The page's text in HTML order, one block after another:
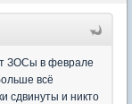
ЗОСы в феврале
всё
сдвинуты и никто